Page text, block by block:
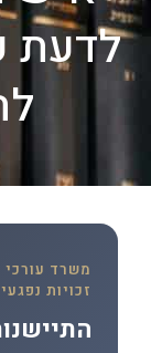
לדעת
משרד עורכי
זכויות